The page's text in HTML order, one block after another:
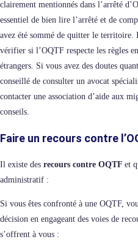
clairement mentionnés dans l’arrêté
essentiel de bien lire l’arrêté et de
avez été sommé de quitter le territoire.
vérifier si l’OQTF respecte les règles
étrangers. Si vous avez des doutes
conseillé de consulter un avocat
contacter une association d’aide aux
conseils.
Faire un recours contre
Il existe des recours contre OQTF et
administratif :
Si vous êtes confronté à une OQTF,
décision en engageant des voies de
s’offrent à vous :